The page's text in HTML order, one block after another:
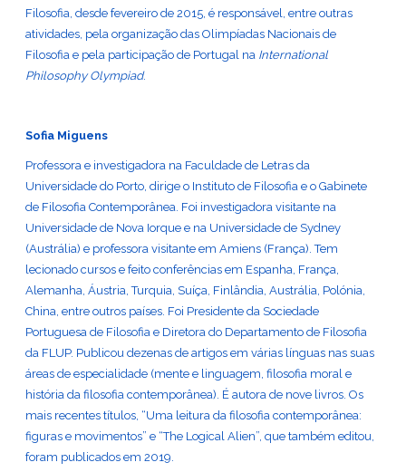
Filosofia, desde fevereiro de 2015, é responsável, entre outras
atividades, pela organização das Olimpíadas Nacionais de
Filosofia e pela participação de Portugal na International
Philosophy Olympiad.
Sofia Miguens
Professora e investigadora na Faculdade de Letras da
Universidade do Porto, dirige o Instituto de Filosofia e o Gabinete
de Filosofia Contemporânea. Foi investigadora visitante na
Universidade de Nova Iorque e na Universidade de Sydney
(Austrália) e professora visitante em Amiens (França). Tem
lecionado cursos e feito conferências em Espanha, França,
Alemanha, Áustria, Turquia, Suíça, Finlândia, Austrália, Polónia,
China, entre outros países. Foi Presidente da Sociedade
Portuguesa de Filosofia e Diretora do Departamento de Filosofia
da FLUP. Publicou dezenas de artigos em várias línguas nas suas
áreas de especialidade (mente e linguagem, filosofia moral e
história da filosofia contemporânea). É autora de nove livros. Os
mais recentes títulos, “Uma leitura da filosofia contemporânea:
figuras e movimentos” e “The Logical Alien”, que também editou,
foram publicados em 2019.